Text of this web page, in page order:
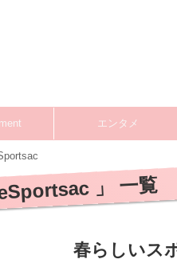
エンタメ
」 一覧
春らしいス